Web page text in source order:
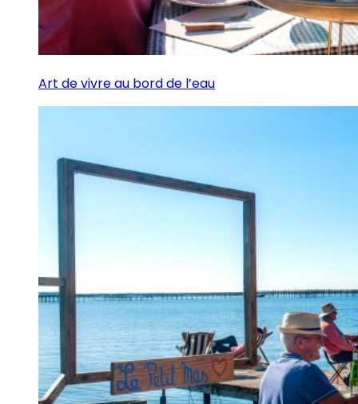
Art de vivre au bord de l’eau